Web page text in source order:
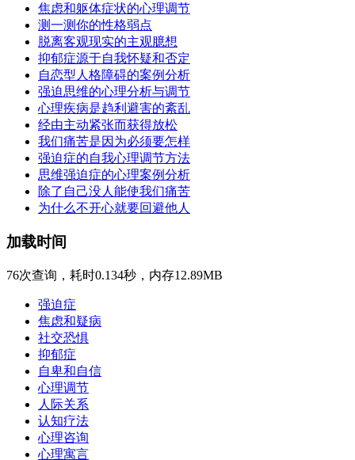
焦虑和躯体症状的心理调节
测一测你的性格弱点
脱离客观现实的主观臆想
抑郁症源于自我怀疑和否定
自恋型人格障碍的案例分析
强迫思维的心理分析与调节
心理疾病是趋利避害的紊乱
经由主动紧张而获得放松
我们痛苦是因为必须要怎样
强迫症的自我心理调节方法
思维强迫症的心理案例分析
除了自己没人能使我们痛苦
为什么不开心就要回避他人
加载时间
76次查询，耗时0.134秒，内存12.89MB
强迫症
焦虑和疑病
社交恐惧
抑郁症
自卑和自信
心理调节
人际关系
认知疗法
心理咨询
心理寓言